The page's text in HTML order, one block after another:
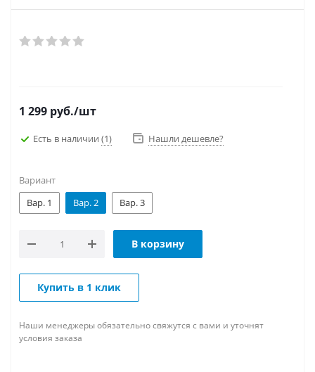
1 299 руб./шт
Есть в наличии (1) Нашли дешевле?
Вариант
Вар. 1
Вар. 2 Вар. 3
В корзину
Купить в 1 клик
Наши менеджеры обязательно свяжутся с вами и уточнят
условия заказа